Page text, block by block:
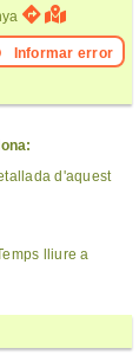
Informar error
d'aquest
lliure a